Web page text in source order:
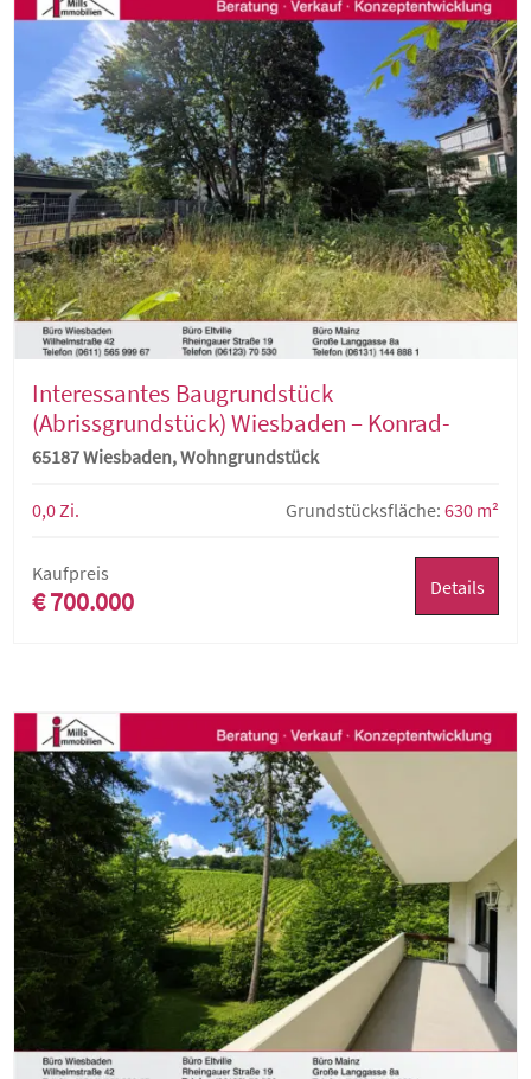
Interessantes Baugrundstück
(Abrissgrundstück) Wiesbaden – Konrad-
Adenauer-Ring 71
65187 Wiesbaden, Wohngrundstück
0,0 Zi. Grundstücksfläche: 630 m²
Kaufpreis
€ 700.000 Details